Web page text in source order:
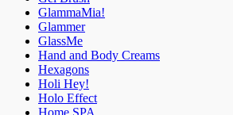
GlammaMia!
Glammer
GlassMe
Hand and Body Creams
Hexagons
Holi Hey!
Holo Effect
Home SPA